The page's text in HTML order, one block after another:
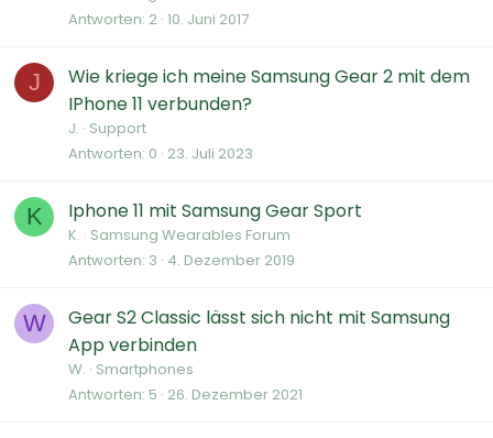
Antworten 2 10. Juni 2017
J
Wie kriege ich meine Samsung Gear 2 mit dem
IPhone 11 verbunden?
J. Support
Antworten 0 23. Juli 2023
K Iphone 11 mit Samsung Gear Sport
K. Samsung Wearables Forum
Antworten 3 4. Dezember 2019
W
Gear S2 Classic lässt sich nicht mit Samsung
App verbinden
W. Smartphones
Antworten 5 26. Dezember 2021